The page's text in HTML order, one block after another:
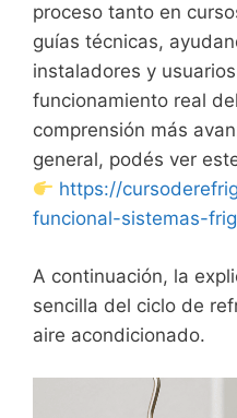
proceso tanto en
guías técnicas,
instaladores y
funcionamiento real
comprensión más
general, podés ver
https://
funcional-sistemas-
A continuación, la
sencilla del ciclo de
aire acondicionado.